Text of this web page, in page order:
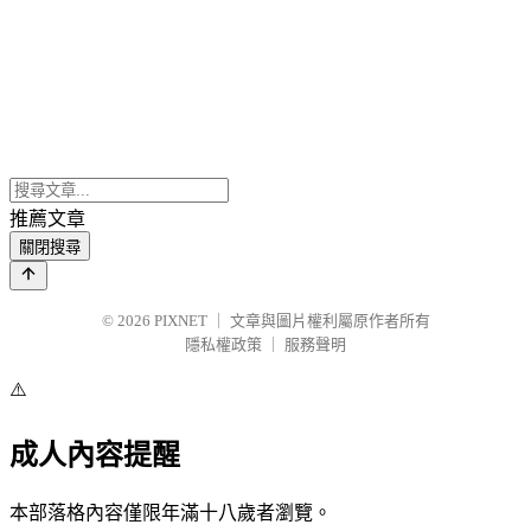
推薦文章
關閉搜尋
© 2026 PIXNET
文章與圖片權利屬原作者所有
隱私權政策
服務聲明
⚠️
成人內容提醒
本部落格內容僅限年滿十八歲者瀏覽。